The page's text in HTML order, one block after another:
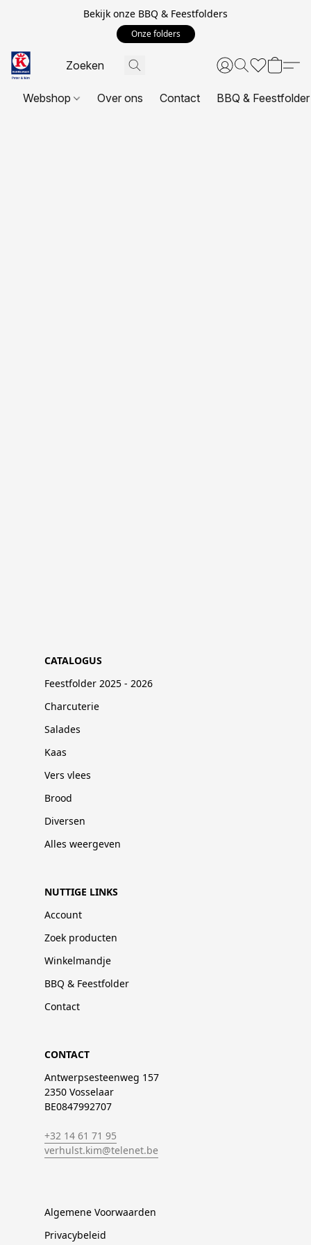
Bekijk onze BBQ & Feestfolders
Onze folders
Webshop Over ons Contact BBQ & Feestfolder
CATALOGUS
Feestfolder 2025 - 2026
Charcuterie
Salades
Kaas
Vers vlees
Brood
Diversen
Alles weergeven
NUTTIGE LINKS
Account
Zoek producten
Winkelmandje
BBQ & Feestfolder
Contact
CONTACT
Antwerpsesteenweg 157
2350 Vosselaar
BE0847992707
+32 14 61 71 95
verhulst.kim@telenet.be
Algemene Voorwaarden
Privacybeleid